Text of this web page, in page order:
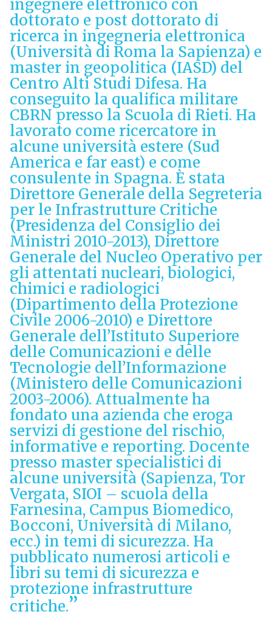
ingegnere elettronico con
dottorato e post dottorato di
ricerca in ingegneria elettronica
(Università di Roma la Sapienza) e
master in geopolitica (IASD) del
Centro Alti Studi Difesa. Ha
conseguito la qualifica militare
CBRN presso la Scuola di Rieti. Ha
lavorato come ricercatore in
alcune università estere (Sud
America e far east) e come
consulente in Spagna. È stata
Direttore Generale della Segreteria
per le Infrastrutture Critiche
(Presidenza del Consiglio dei
Ministri 2010-2013), Direttore
Generale del Nucleo Operativo per
gli attentati nucleari, biologici,
chimici e radiologici
(Dipartimento della Protezione
Civile 2006-2010) e Direttore
Generale dell’Istituto Superiore
delle Comunicazioni e delle
Tecnologie dell’Informazione
(Ministero delle Comunicazioni
2003-2006). Attualmente ha
fondato una azienda che eroga
servizi di gestione del rischio,
informative e reporting. Docente
presso master specialistici di
alcune università (Sapienza, Tor
Vergata, SIOI – scuola della
Farnesina, Campus Biomedico,
Bocconi, Università di Milano,
ecc.) in temi di sicurezza. Ha
pubblicato numerosi articoli e
libri su temi di sicurezza e
protezione infrastrutture
critiche.